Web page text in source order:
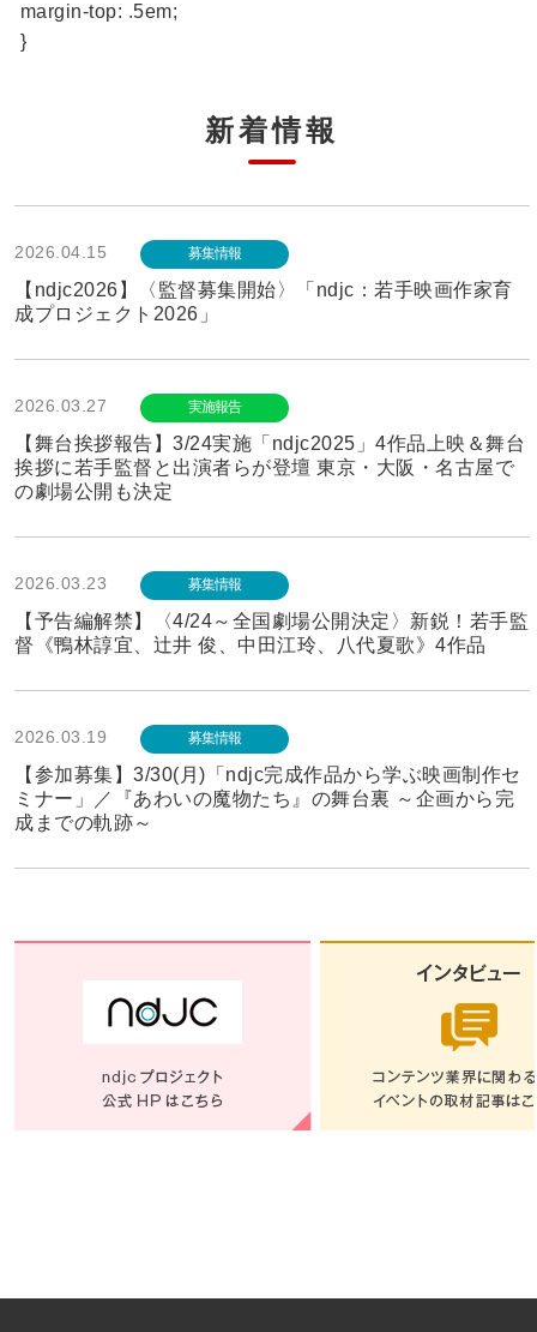
margin-top: .5em;
}
新着情報
2026.04.15 募集情報
【ndjc2026】〈監督募集開始〉「ndjc：若手映画作家育
成プロジェクト2026」
2026.03.27 実施報告
【舞台挨拶報告】3/24実施「ndjc2025」4作品上映＆舞台
挨拶に若手監督と出演者らが登壇 東京・大阪・名古屋で
の劇場公開も決定
2026.03.23 募集情報
【予告編解禁】〈4/24～全国劇場公開決定〉新鋭！若手監
督《鴨林諄宜、辻井 俊、中田江玲、八代夏歌》4作品
2026.03.19 募集情報
【参加募集】3/30(月)「ndjc完成作品から学ぶ映画制作セ
ミナー」／『あわいの魔物たち』の舞台裏 ～企画から完
成までの軌跡～